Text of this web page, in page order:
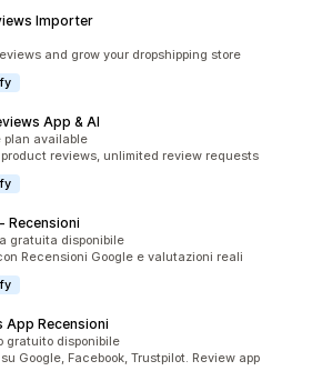
Importer
and grow your dropshipping store
App & AI
plan available
reviews, unlimited review requests
Recensioni
gratuita disponibile
Recensioni Google e valutazioni reali
App Recensioni
gratuito disponibile
Google, Facebook, Trustpilot. Review app